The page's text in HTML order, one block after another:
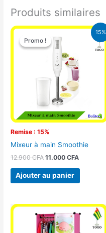
Produits similaires
15%
Promo !
Remise : 15%
Promo !
Mixeur à main Smoothie
12.900CFA
Le
prix
initial
était :
12.900 CFA.
11.000CFA
Le
Ajouter au panier